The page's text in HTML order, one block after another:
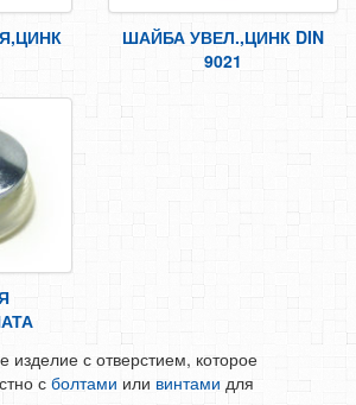
КРЕПЕЖ
ОЧИСТИТЕЛЬ
ШАЙБА УВЕЛ.,ЦИНК DIN
9021
изделие с отверстием, которое
с болтами или винтами для